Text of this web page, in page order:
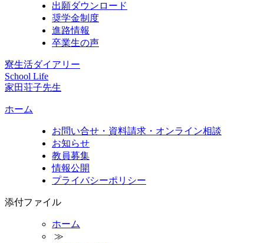
出願ダウンロード
奨学金制度
進路情報
卒業生の声
寮生活ダイアリー
School Life
家田荘子先生
ホーム
お問い合せ・資料請求・オンライン相談
お知らせ
教員募集
情報公開
プライバシーポリシー
添付ファイル
ホーム
≫